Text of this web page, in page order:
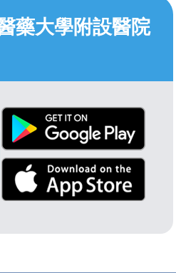
藥大學附設醫院